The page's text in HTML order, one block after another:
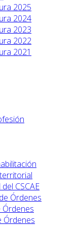
2025
2024
2023
2022
2021
CSCAE
Órdenes
Órdenes
Órdenes